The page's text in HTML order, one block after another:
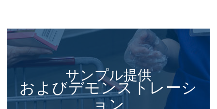
サンプル提供
およびデモンストレーシ